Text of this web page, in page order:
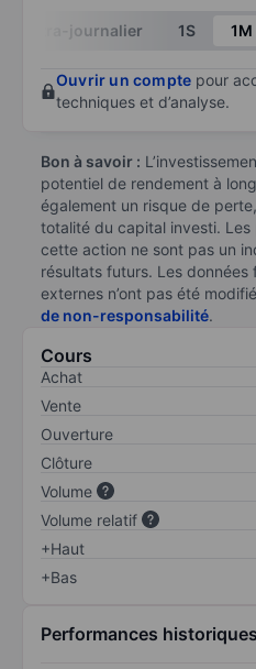
End of interactive chart.
Intra-journalier 1S 1M
Ouvrir un compte pour
techniques et d’analyse.
Bon à savoir :
potentiel de rendement à
également un risque de
totalité du capital investi.
cette action ne sont pas un
résultats futurs. Les données
externes n’ont pas été
de non-responsabilité.
Cours
Achat
Vente
Ouverture
Clôture
Volume
Volume relatif
+Haut
+Bas
Performances historiques